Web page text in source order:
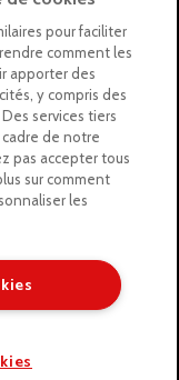
ARTS
pour faciliter
comment les
apporter des
y compris des
services tiers
de notre
pas accepter tous
sur comment
les